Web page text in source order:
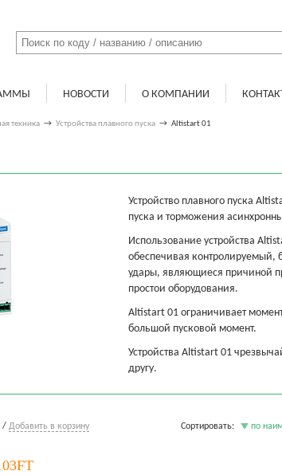
НОВОСТИ О КОМПАНИИ
техника → Устройства плавного пуска → Altistart 01
Устройство плавного пуска
пуска и торможения
Использование устройства
обеспечивая контролируемый,
удары, являющиеся причиной
простои оборудования.
Altistart 01 ограничивает
большой пусковой момент.
Устройства Altistart 01
другу.
/ Добавить в корзину Сортировать: по